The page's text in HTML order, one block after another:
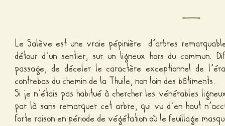
Le Salève est une vraie pépinière d’arbres
détour d’un sentier, sur un ligneux hors du commun.
passage, de déceler le caractère exceptionnel de
contrebas du chemin de la Thuile, non loin des bâtiments.
Si je n’étais pas habitué à chercher les vénérables
par là sans remarquer cet arbre, qui vu d’en haut
forte raison en période de végétation où le feuillage